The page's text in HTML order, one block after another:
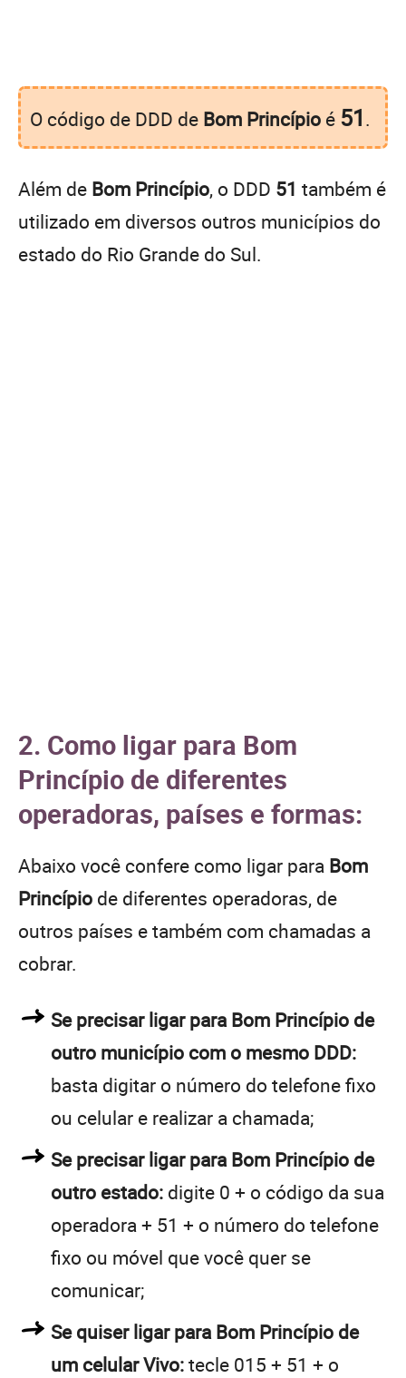
O código de DDD de Bom Princípio é 51.
Além de Bom Princípio, o DDD 51 também é
utilizado em diversos outros municípios do
estado do Rio Grande do Sul.
2. Como ligar para Bom
Princípio de diferentes
operadoras, países e formas:
Abaixo você confere como ligar para Bom
Princípio de diferentes operadoras, de
outros países e também com chamadas a
cobrar.
Se precisar ligar para Bom Princípio de
outro município com o mesmo DDD:
basta digitar o número do telefone fixo
ou celular e realizar a chamada;
Se precisar ligar para Bom Princípio de
outro estado: digite 0 + o código da sua
operadora + 51 + o número do telefone
fixo ou móvel que você quer se
comunicar;
Se quiser ligar para Bom Princípio de
um celular Vivo:tecle 015 + 51 + o